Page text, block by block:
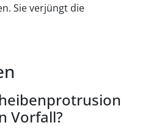
Sie verjüngt die
Vorfall?